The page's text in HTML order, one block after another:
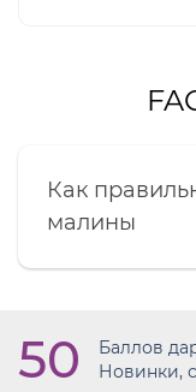
Как
малины
50
Баллов
Новинки,